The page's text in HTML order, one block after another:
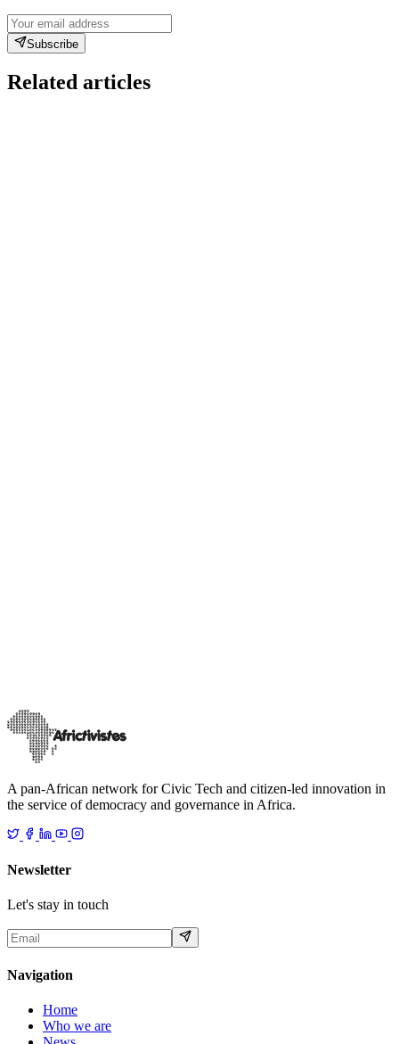
Subscribe
Related articles
17 mai 2019
A pan-African network for Civic Tech and citizen-led innovation in
the service of democracy and governance in Africa.
Newsletter
Let's stay in touch
Navigation
Home
Who we are